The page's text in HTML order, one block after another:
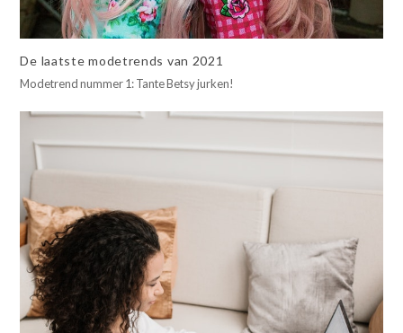
De laatste modetrends van 2021
Modetrend nummer 1: Tante Betsy jurken!